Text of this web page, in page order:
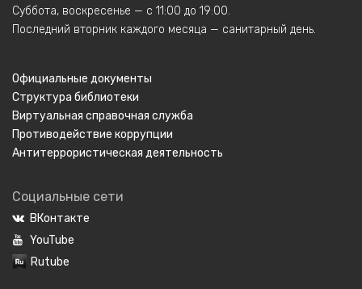
Суббота, воскресенье — с 11:00 до 19:00.
Последний вторник каждого месяца — санитарный день.
Официальные документы
Структура библиотеки
Виртуальная справочная служба
Противодействие коррупции
Антитеррористическая деятельность
Социальные сети
ВКонтакте
YouTube
Rutube